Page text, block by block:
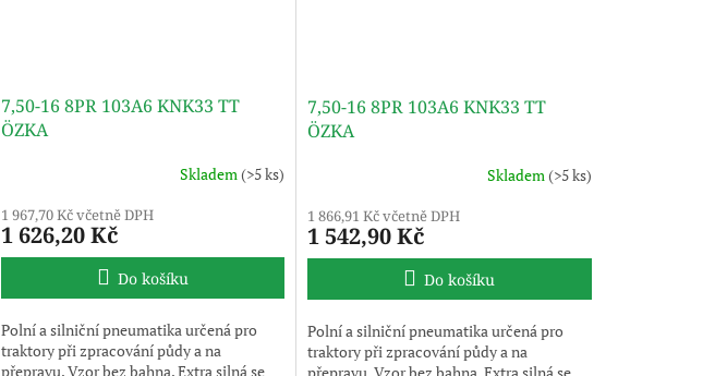
7,50-16 8PR 103A6 KNK33 TT
ÖZKA
Skladem(>5 ks)
1 967,70 Kč včetně DPH
1 626,20 Kč
Do košíku
Polní a silniční pneumatika určená pro
traktory při zpracování půdy a na
přepravu. Vzor bez bahna. Extra silná se
7,50-16 8PR 103A6 KNK33 TT
ÖZKA
Skladem(>5 ks)
1 866,91 Kč včetně DPH
1 542,90 Kč
Do košíku
Polní a silniční pneumatika určená pro
traktory při zpracování půdy a na